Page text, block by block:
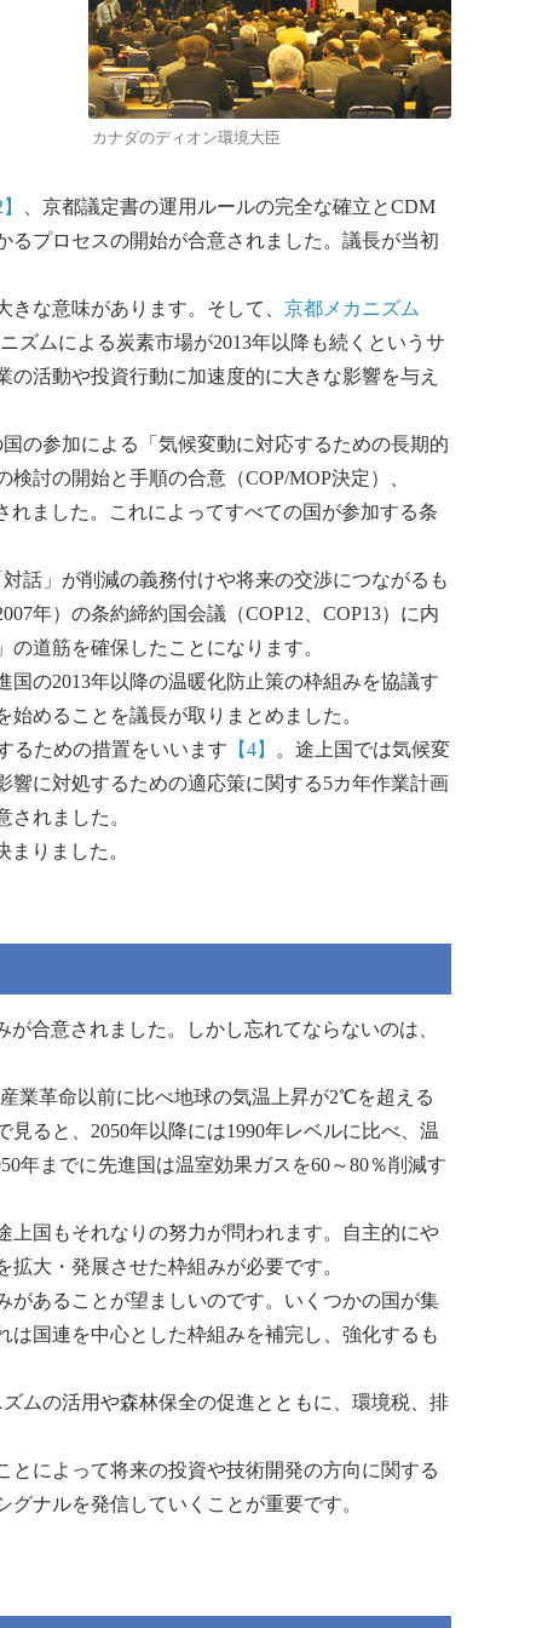
カナダのディオン環境大臣
、京都議定書の運用ルールの完全な確立とCDM
プロセスの開始が合意されました。議長が当初
な意味があります。そして、京都メカニズム
ズムによる炭素市場が2013年以降も続くというサ
活動や投資行動に加速度的に大きな影響を与え
の参加による「気候変動に対応するための長期的
検討の開始と手順の合意（COP/MOP決定）、
れました。これによってすべての国が参加する条
話」が削減の義務付けや将来の交渉につながるも
年）の条約締約国会議（COP12、COP13）に内
道筋を確保したことになります。
の2013年以降の温暖化防止策の枠組みを協議す
めることを議長が取りまとめました。
るための措置をいいます 【4】
。途上国では気候変
に対処するための適応策に関する5カ年作業計画
れました。
りました。
合意されました。しかし忘れてならないのは、
業革命以前に比べ地球の気温上昇が2℃を超える
ると、2050年以降には1990年レベルに比べ、温
年までに先進国は温室効果ガスを60～80％削減す
国もそれなりの努力が問われます。自主的にや
大・発展させた枠組みが必要です。
あることが望ましいのです。いくつかの国が集
国連を中心とした枠組みを補完し、強化するも
ムの活用や森林保全の促進とともに、環境税、排
によって将来の投資や技術開発の方向に関する
ナルを発信していくことが重要です。